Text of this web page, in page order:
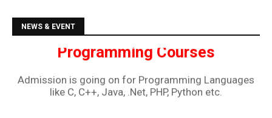
NEWS & EVENTProgramming Courses
Admission is going on for Programming Languages